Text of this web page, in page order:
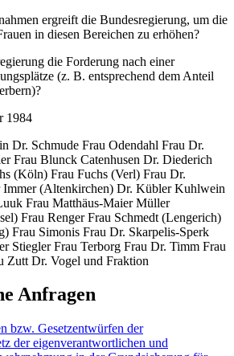
ergreift die Bundesregierung, um die
in diesen Bereichen zu erhöhen?
die Forderung nach einer
(z. B. entsprechend dem Anteil
1984
Dr. Schmude Frau Odendahl Frau Dr.
Frau Blunck Catenhusen Dr. Diederich
(Köln) Frau Fuchs (Verl) Frau Dr.
Immer (Altenkirchen) Dr. Kübler Kuhlwein
Frau Matthäus-Maier Müller
Frau Renger Frau Schmedt (Lengerich)
Frau Simonis Frau Dr. Skarpelis-Sperk
Stiegler Frau Terborg Frau Dr. Timm Frau
Zutt Dr. Vogel und Fraktion
Anfragen
bzw. Gesetzentwürfen der
der eigenverantwortlichen und